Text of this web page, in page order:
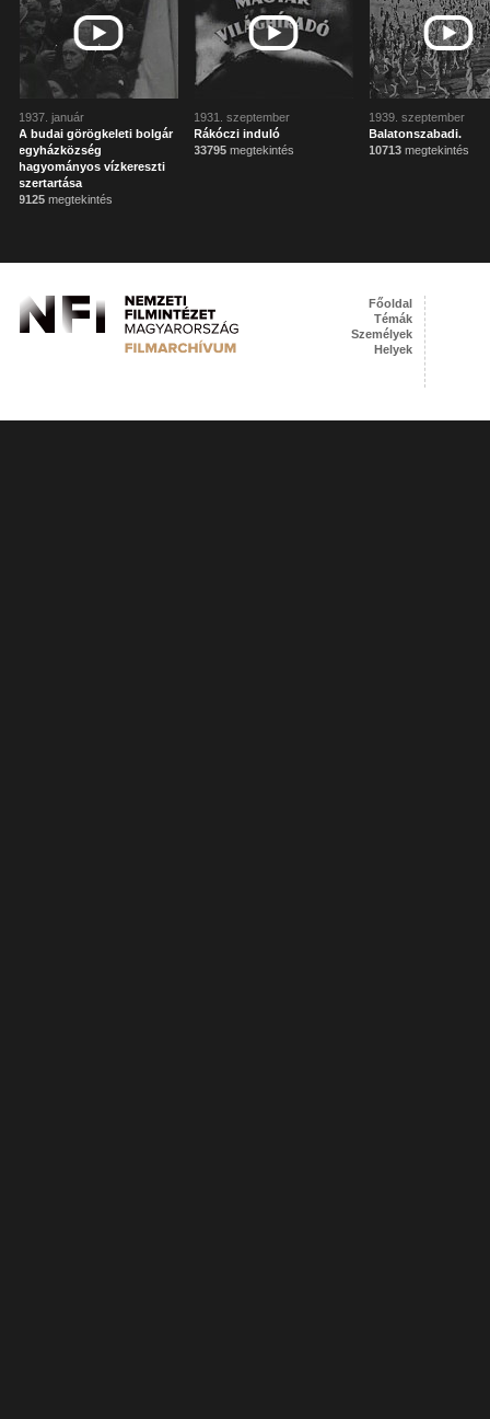
1937. január
A budai görögkeleti bolgár
egyházközség
hagyományos vízkereszti
szertartása
9125 megtekintés
1931. szeptember
Rákóczi induló
33795 megtekintés
1939. szeptember
Balatonszabadi.
10713 megtekintés
Főoldal
Témák
Személyek
Helyek